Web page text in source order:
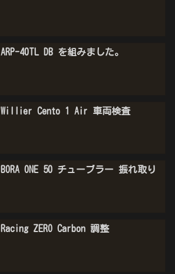
ARP-40TL DB を組みました。
Willier Cento 1 Air 車両検査
BORA ONE 50 チューブラー 振れ取り
Racing ZERO Carbon 調整